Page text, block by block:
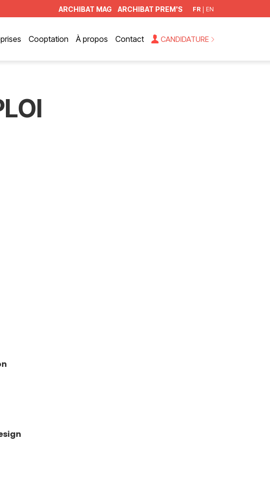
ARCHIBAT MAG ARCHIBAT PREM'S FR EN
Cooptation À propos Contact CANDIDATURE